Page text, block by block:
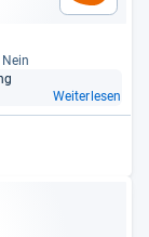
Weiterlesen